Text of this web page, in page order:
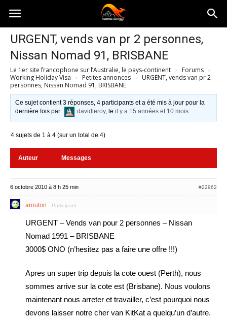
Australia-
australie.com
URGENT, vends van pr 2 personnes,
Nissan Nomad 91, BRISBANE
Le 1er site francophone sur l’Australie, le pays-continent › Forums ›
Working Holiday Visa › Petites annonces ›
URGENT, vends van pr 2
personnes, Nissan Nomad 91, BRISBANE
Ce sujet contient 3 réponses, 4 participants et a été mis à jour pour la
dernière fois par
davidleroy, leil y a 15 années et 10 mois.
4 sujets de 1 à 4 (sur un total de 4)
Auteur Messages
6 octobre 2010 à 8 h 25 min #22962
arouton Participant
URGENT – Vends van pour 2 personnes – Nissan
Nomad 1991 – BRISBANE
3000$ ONO (n’hesitez pas a faire une offre !!!)
Apres un super trip depuis la cote ouest (Perth), nous
sommes arrive sur la cote est (Brisbane). Nous voulons
maintenant nous arreter et travailler, c’est pourquoi nous
devons laisser notre cher van KitKat a quelqu’un d’autre.